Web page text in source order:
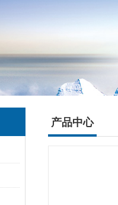
产品中心